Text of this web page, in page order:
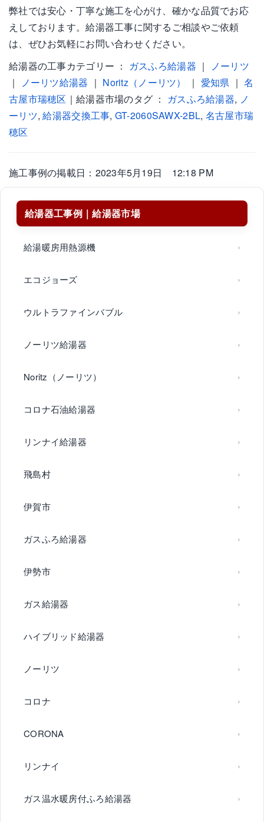
弊社では安心・丁寧な施工を心がけ、確かな品質でお応
えしております。給湯器工事に関するご相談やご依頼
は、ぜひお気軽にお問い合わせください。
給湯器の工事カテゴリー ： ガスふろ給湯器 ｜
ノーリツ
｜
ノーリツ給湯器 ｜ Noritz（ノーリツ） ｜ 愛知県 ｜名
古屋市瑞穂区 ｜給湯器市場のタグ ： ガスふろ給湯器, ノ
ーリツ,給湯器交換工事, GT-2060SAWX-2BL, 名古屋市瑞
穂区
施工事例の掲載日：2023年5月19日 12:18 PM
給湯器工事例｜給湯器市場
給湯暖房用熱源機
エコジョーズ
ウルトラファインバブル
ノーリツ給湯器
Noritz（ノーリツ）
コロナ石油給湯器
リンナイ給湯器
飛島村
伊賀市
ガスふろ給湯器
伊勢市
ガス給湯器
ハイブリッド給湯器
ノーリツ
コロナ
CORONA
リンナイ
ガス温水暖房付ふろ給湯器